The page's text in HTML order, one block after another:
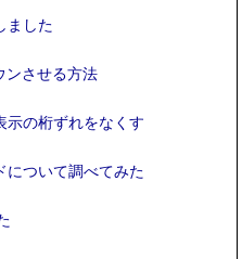
ました
ンさせる方法
示の桁ずれをなくす
について調べてみた